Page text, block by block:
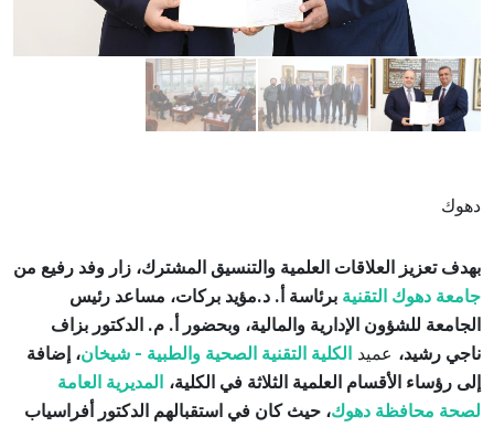
دهوك
بهدف تعزيز العلاقات العلمية والتنسيق المشترك، زار وفد رفيع من
جامعة دهوك التقنية برئاسة أ. د.مؤيد بركات، مساعد رئيس
الجامعة للشؤون الإدارية والمالية، وبحضور أ. م. الدكتور بزاف
ناجي رشيد، عميد الكلية التقنية الصحية والطبية - شيخان، إضافة
إلى رؤساء الأقسام العلمية الثلاثة في الكلية، المديرية العامة
لصحة محافظة دهوك، حيث كان في استقبالهم الدكتور أفراسياب